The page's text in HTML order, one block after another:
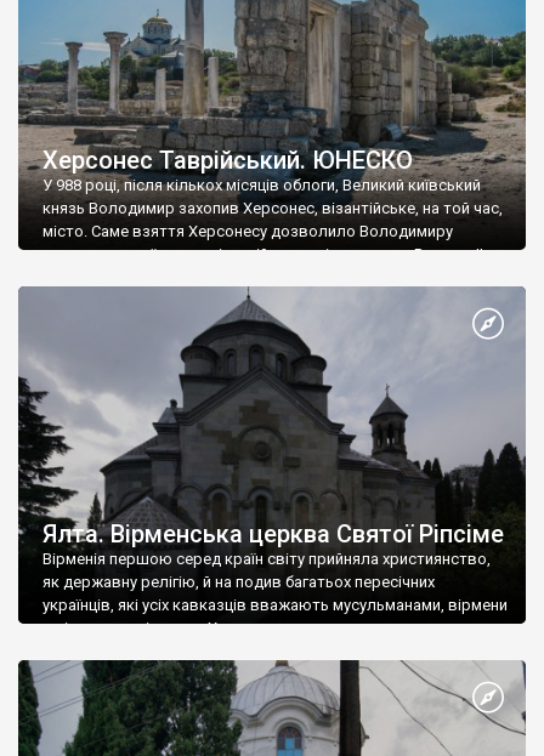
Херсонес Таврійський. ЮНЕСКО
У 988 році, після кількох місяців облоги, Великий київський
князь Володимир захопив Херсонес, візантійське, на той час,
місто. Саме взяття Херсонесу дозволило Володимиру
диктувати свої умови візантійському імператору Василю ІІ, та
Херсонесі Володимир-язичник, став Василем-християнином.
А потім було Хрещення Русі. На честь Херсонесу Таврійського
Ялта. Вірменська церква Святої Ріпсіме
Вірменія першою серед країн світу прийняла християнство,
як державну релігію, й на подив багатьох пересічних
українців, які усіх кавказців вважають мусульманами, вірмени
є відданими вірянами Христа